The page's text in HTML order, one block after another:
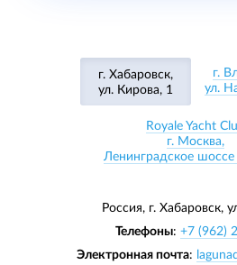
г. Хабаровск,
ул. Кирова, 1
г.
ул.
Royale Yacht
г. Москва,
Ленинградское шоссе
Россия, г. Хабаровск,
Телефоны: +7 (962)
Электронная почта: